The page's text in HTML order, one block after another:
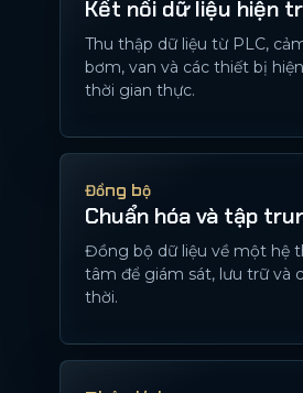
Kết nối dữ liệu hiện
Thu thập dữ liệu từ PLC,
bơm, van và các thiết bị
thời gian thực.
Đồng bộ
Chuẩn hóa và tập
Đồng bộ dữ liệu về một hệ
tâm để giám sát, lưu trữ và
thời.